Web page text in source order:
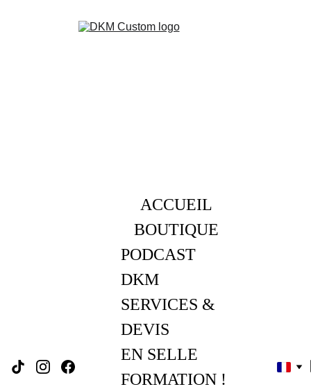
ACCUEIL
BOUTIQUE
PODCAST
DKM
SERVICES &
DEVIS
EN SELLE
FORMATION !